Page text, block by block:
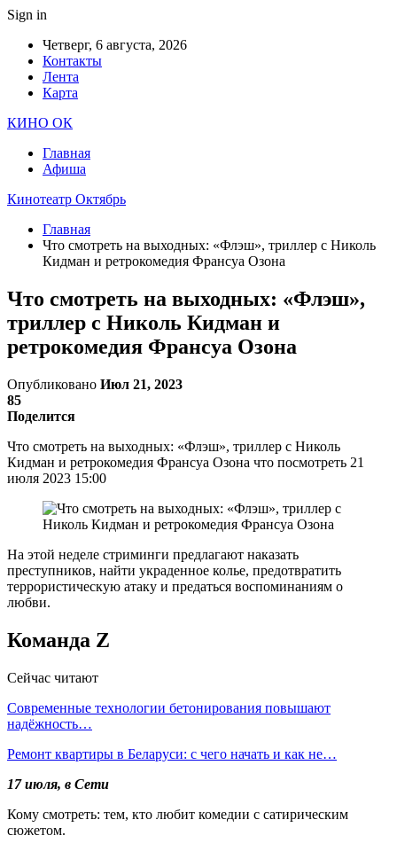
Sign in
Четверг, 6 августа, 2026
Контакты
Лента
Карта
КИНО ОК
Главная
Афиша
Кинотеатр Октябрь
Главная
Что смотреть на выходных: «Флэш», триллер с Николь
Кидман и ретрокомедия Франсуа Озона
Что смотреть на выходных: «Флэш»,
триллер с Николь Кидман и
ретрокомедия Франсуа Озона
Опубликовано Июл 21, 2023
85
Поделится
Что смотреть на выходных: «Флэш», триллер с Николь
Кидман и ретрокомедия Франсуа Озона что посмотреть 21
июля 2023 15:00
На этой неделе стриминги предлагают наказать
преступников, найти украденное колье, предотвратить
террористическую атаку и предаться воспоминаниям о
любви.
Команда Z
Сейчас читают
Современные технологии бетонирования повышают
надёжность…
Ремонт квартиры в Беларуси: с чего начать и как не…
17 июля, в Сети
Кому смотреть: тем, кто любит комедии с сатирическим
сюжетом.